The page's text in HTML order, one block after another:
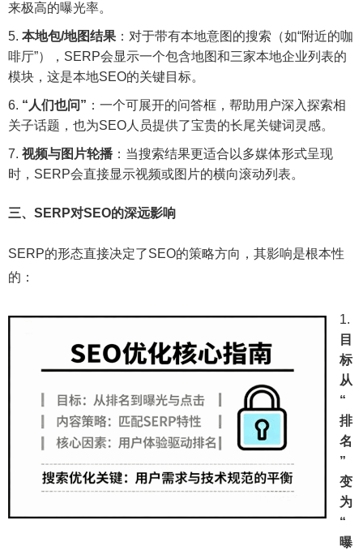
来极高的曝光率。
本地包/地图结果 ：对于带有本地意图的搜索（如“附近的咖
啡厅”），SERP会显示一个包含地图和三家本地企业列表的
模块，这是本地SEO的关键目标。
“人们也问” ：一个可展开的问答框，帮助用户深入探索相
关子话题，也为SEO人员提供了宝贵的长尾关键词灵感。
视频与图片轮播 ：当搜索结果更适合以多媒体形式呈现
时，SERP会直接显示视频或图片的横向滚动列表。
三、SERP对SEO的深远影响
SERP的形态直接决定了SEO的策略方向，其影响是根本性
的：
目
标
从
“
排
名
”
变
为
“
曝